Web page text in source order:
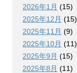
2026年1月 (15)
2025年12月 (15)
2025年11月 (9)
2025年10月 (11)
2025年9月 (15)
2025年8月 (11)